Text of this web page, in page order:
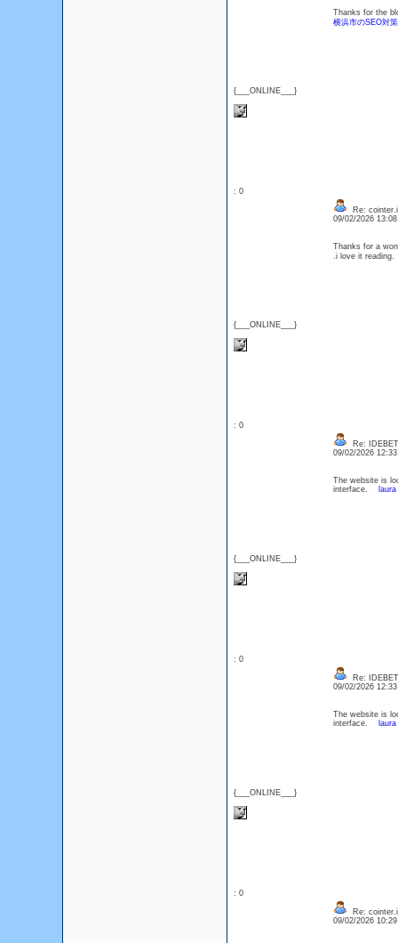
{___ONLINE___}
Thanks for the
横浜市のSEO対
: 0
{___ONLINE___}
Re:
09/02/2026
Thanks for a
.i love it
: 0
{___ONLINE___}
Re: IDEBET
09/02/2026
The website is
interface.
: 0
{___ONLINE___}
Re: IDEBET
09/02/2026
The website is
interface.
: 0
Re:
09/02/2026